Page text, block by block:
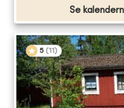
Se
5 (11 )